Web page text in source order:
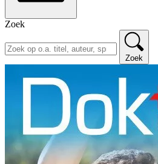
Zoek
Zoek